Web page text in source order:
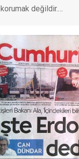
korumak değildir.…